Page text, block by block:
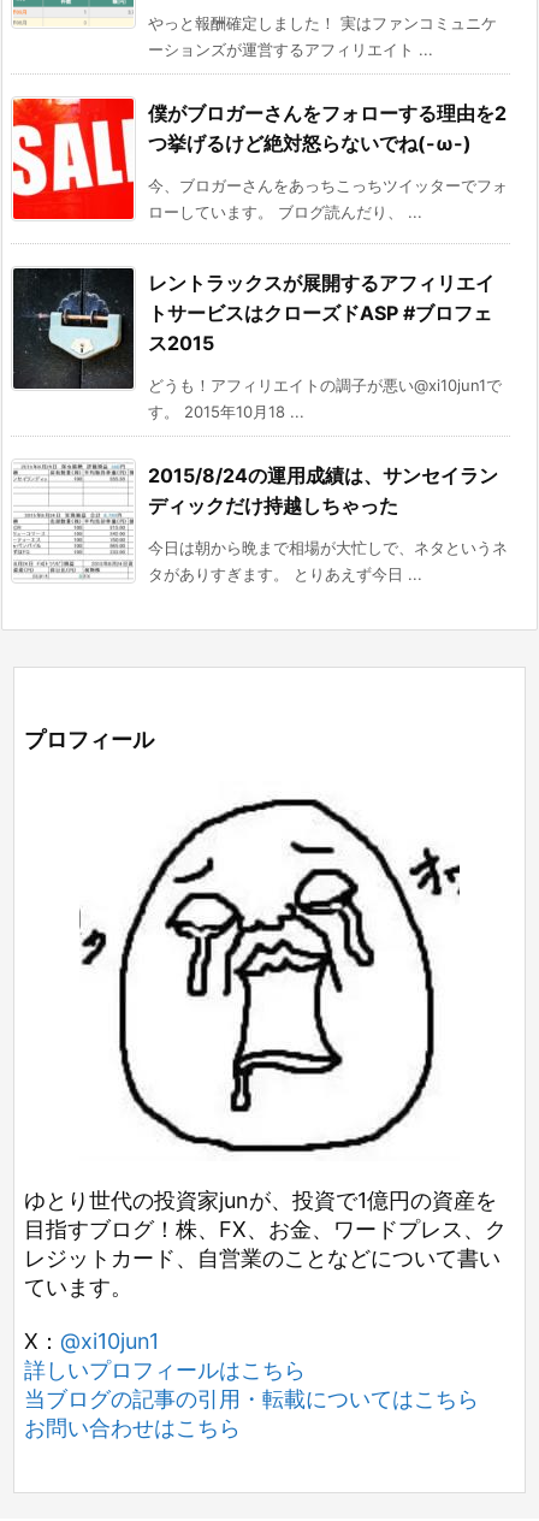
やっと報酬確定しました！ 実はファンコミュニケ
ーションズが運営するアフィリエイト ...
僕がブロガーさんをフォローする理由を2
つ挙げるけど絶対怒らないでね(-ω-)
今、ブロガーさんをあっちこっちツイッターでフォ
ローしています。 ブログ読んだり、 ...
レントラックスが展開するアフィリエイ
トサービスはクローズドASP #ブロフェ
ス2015
どうも！アフィリエイトの調子が悪い@xi10jun1で
す。 2015年10月18 ...
2015/8/24の運用成績は、サンセイラン
ディックだけ持越しちゃった
今日は朝から晩まで相場が大忙しで、ネタというネ
タがありすぎます。 とりあえず今日 ...
プロフィール
ゆとり世代の投資家junが、投資で1億円の資産を
目指すブログ！株、FX、お金、ワードプレス、ク
レジットカード、自営業のことなどについて書い
ています。
X： @xi10jun1
詳しいプロフィールはこちら
当ブログの記事の引用・転載についてはこちら
お問い合わせはこちら